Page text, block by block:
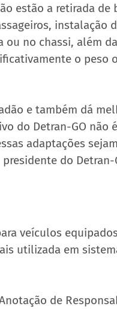
estão a retirada de
instalação
ou no chassi, além
o peso
e também dá
do Detran-GO não
adaptações
do Detran-
veículos
utilizada em
de